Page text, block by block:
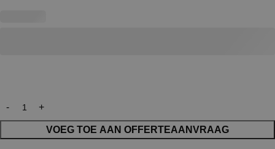
VOEG TOE AAN OFFERTEAANVRAAG